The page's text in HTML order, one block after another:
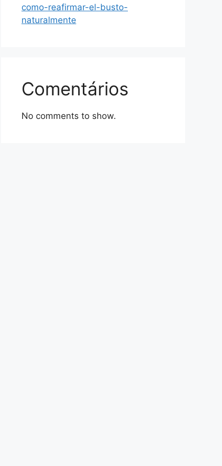
como-reafirmar-el-busto-
naturalmente
Comentários
No comments to show.